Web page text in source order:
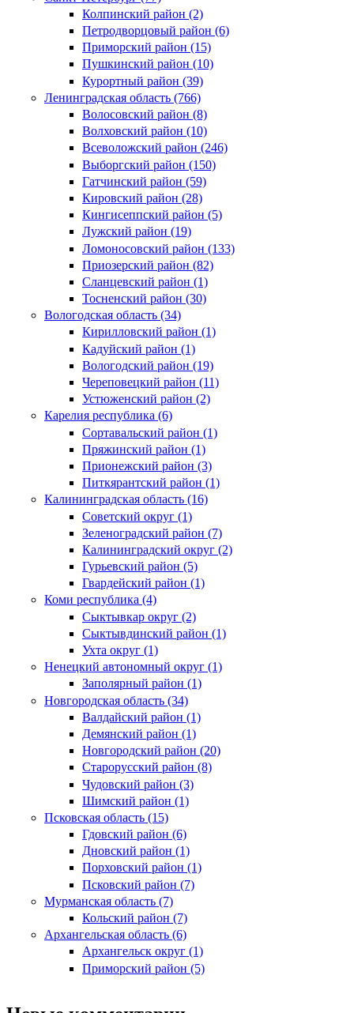
Колпинский район (2)
Петродворцовый район (6)
Приморский район (15)
Пушкинский район (10)
Курортный район (39)
Ленинградская область (766)
Волосовский район (8)
Волховский район (10)
Всеволожский район (246)
Выборгский район (150)
Гатчинский район (59)
Кировский район (28)
Кингисеппский район (5)
Лужский район (19)
Ломоносовский район (133)
Приозерский район (82)
Сланцевский район (1)
Тосненский район (30)
Вологодская область (34)
Кирилловский район (1)
Кадуйский район (1)
Вологодский район (19)
Череповецкий район (11)
Устюженский район (2)
Карелия республика (6)
Сортавальский район (1)
Пряжинский район (1)
Прионежский район (3)
Питкярантский район (1)
Калининградская область (16)
Советский округ (1)
Зеленоградский район (7)
Калининградский округ (2)
Гурьевский район (5)
Гвардейский район (1)
Коми республика (4)
Сыктывкар округ (2)
Сыктывдинский район (1)
Ухта округ (1)
Ненецкий автономный округ (1)
Заполярный район (1)
Новгородская область (34)
Валдайский район (1)
Демянский район (1)
Новгородский район (20)
Старорусский район (8)
Чудовский район (3)
Шимский район (1)
Псковская область (15)
Гдовский район (6)
Дновский район (1)
Порховский район (1)
Псковский район (7)
Мурманская область (7)
Кольский район (7)
Архангельская область (6)
Архангельск округ (1)
Приморский район (5)